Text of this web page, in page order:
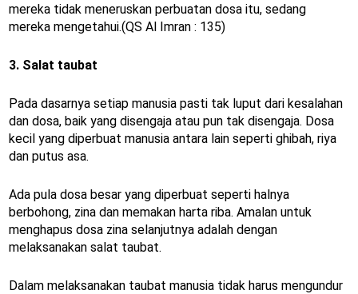
mereka tidak meneruskan perbuatan dosa itu, sedang
mereka mengetahui.(QS Al Imran : 135)
3. Salat taubat
Pada dasarnya setiap manusia pasti tak luput dari kesalahan
dan dosa, baik yang disengaja atau pun tak disengaja. Dosa
kecil yang diperbuat manusia antara lain seperti ghibah, riya
dan putus asa.
Ada pula dosa besar yang diperbuat seperti halnya
berbohong, zina dan memakan harta riba. Amalan untuk
menghapus dosa zina selanjutnya adalah dengan
melaksanakan salat taubat.
Dalam melaksanakan taubat manusia tidak harus mengundur